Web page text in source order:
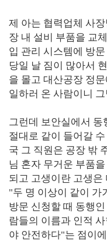
제 아는 협력업체 사
장 내 설비 부품을 교
입 관리 시스템에 방
당일 날 짐이 많아서
을 몰고 대산공장 정
일하러 온 사람이니
그런데 보안실에서 동
절대로 같이 들어갈
국 그 직원은 공장 밖
님 혼자 무거운 부품
되고 고생이란 고생은
"두 명 이상이 같이 가
방문 신청할 때 동행
람들의 이름과 인적
야 안전하다"는 점이